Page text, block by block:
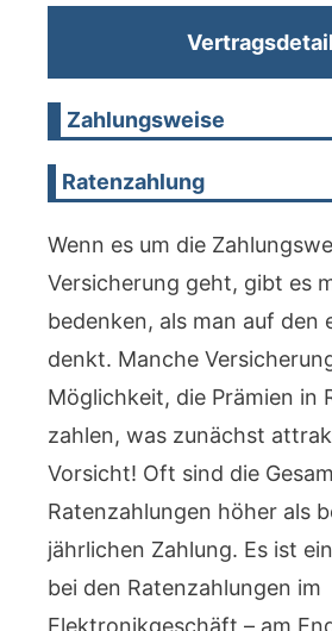
Zahlungsweise
Ratenzahlung
Wenn es um die
Versicherung geht, gibt es
bedenken, als man auf den
denkt. Manche
Möglichkeit, die Prämien in
zahlen, was zunächst
Vorsicht! Oft sind die
Ratenzahlungen höher als
jährlichen Zahlung. Es ist
bei den Ratenzahlungen im
Elektronikgeschäft – am